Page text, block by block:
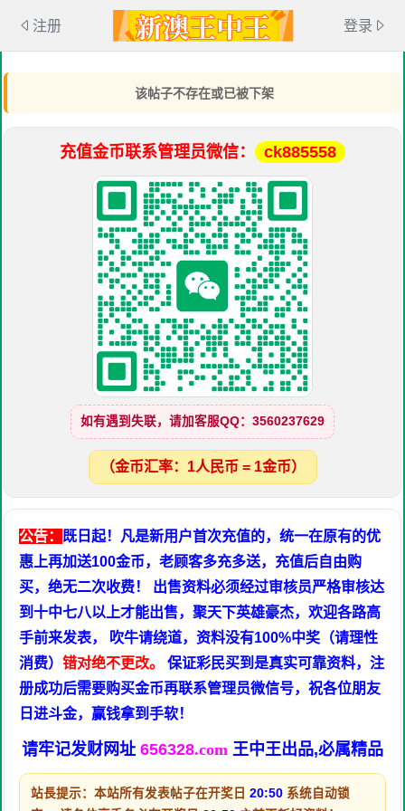
注册 登录
该帖子不存在或已被下架
充值金币联系管理员微信： ck885558
如有遇到失联，请加客服QQ：3560237629
（金币汇率：1人民币 = 1金币）
公告： 既日起！凡是新用户首次充值的，统一在原有的优
惠上再加送100金币，老顾客多充多送，充值后自由购
买，绝无二次收费！ 出售资料必须经过审核员严格审核达
到十中七八以上才能出售，聚天下英雄豪杰，欢迎各路高
手前来发表， 吹牛请绕道，资料没有100%中奖（请理性
消费） 错对绝不更改。
保证彩民买到是真实可靠资料，注
册成功后需要购买金币再联系管理员微信号，祝各位朋友
日进斗金，赢钱拿到手软！
请牢记发财网址 656328.com 王中王出品,必属精品
站長提示：本站所有发表帖子在开奖日 20:50 系统自动锁